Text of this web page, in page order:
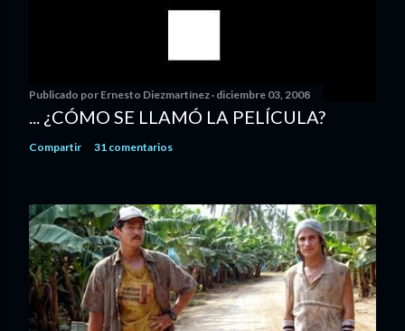
Publicado por Ernesto Diezmartínez diciembre 03, 2008
... ¿CÓMO SE LLAMÓ LA PELÍCULA?
Compartir 31 comentarios